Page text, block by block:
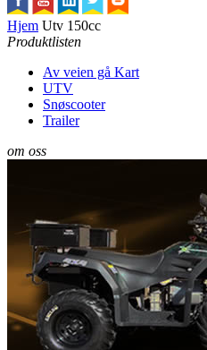
Hjem Utv 150cc
Produktlisten
Av veien gå Kart
UTV
Snøscooter
Trailer
om oss